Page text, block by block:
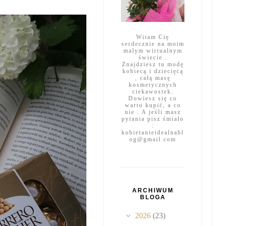
Witam Cię
serdecznie na moim
malym wirtualnym
świecie .
Znajdziesz tu modę
kobiecą i dziecięcą
, całą masę
kosmetycznych
ciekawostek.
Dowiesz się co
warto kupić, a co
nie . A jeśli masz
pytania pisz śmiało
:
kobietanieidealnabl
og@gmail.com
ARCHIWUM
BLOGA
2026 (23)